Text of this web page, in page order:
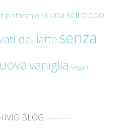
pistacchio ricotta sciroppo
del latte senza
vaniglia vegan
BLOG